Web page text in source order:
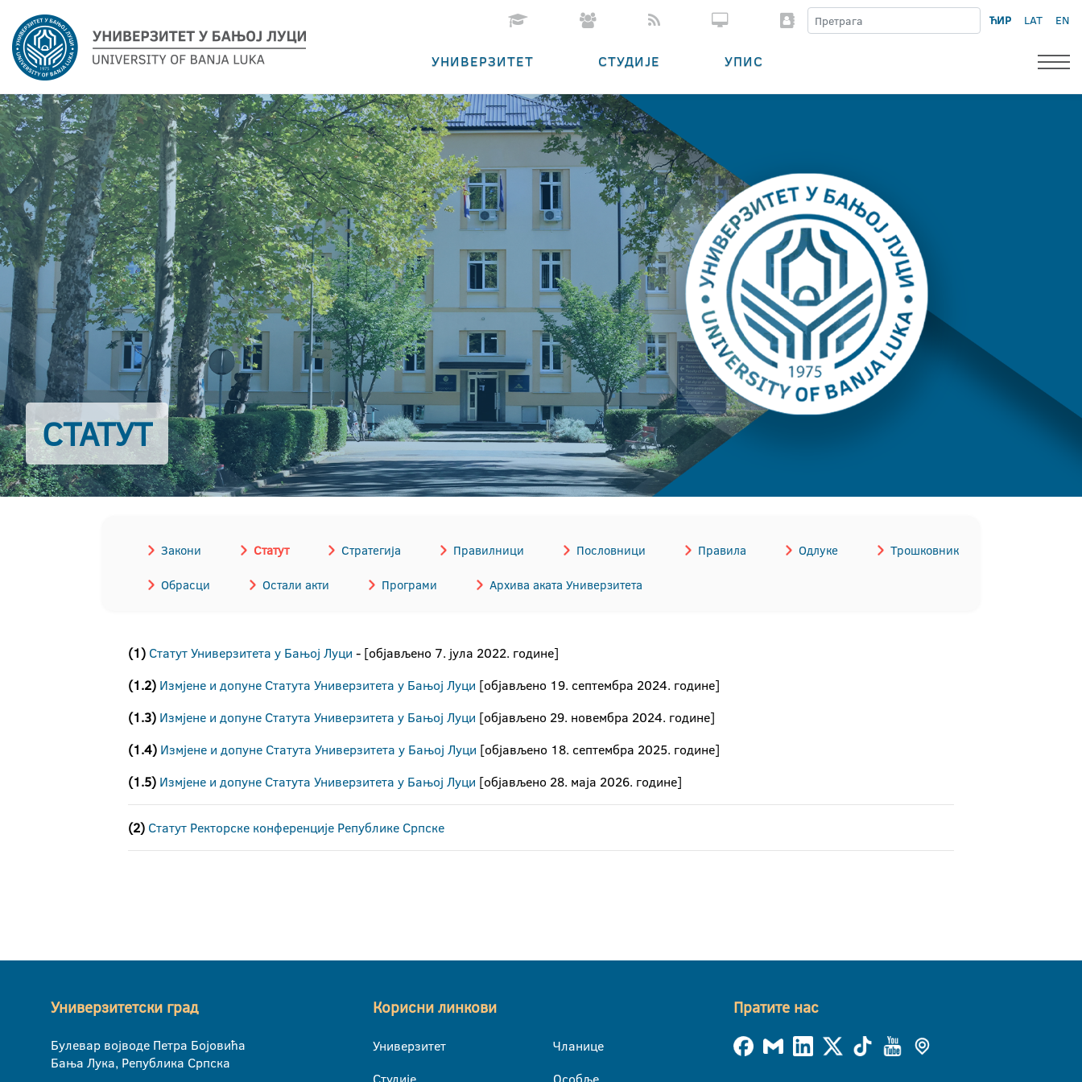
ЋИР LAT EN
УНИВЕРЗИТЕТ СТУДИЈЕ УПИС
СТАТУТ
Закони Статут Стратегија Правилници Пословници Правила Одлуке Трошковник
Обрасци Остали акти Програми Архива аката Универзитета
(1) Статут Универзитета у Бањој Луци - [објављено 7. јула 2022. године]
(1.2) Измјене и допуне Статута Универзитета у Бањој Луци [објављено 19. септембра 2024. године]
(1.3) Измјене и допуне Статута Универзитета у Бањој Луци [објављено 29. новембра 2024. године]
(1.4) Измјене и допуне Статута Универзитета у Бањој Луци [објављено 18. септембра 2025. године]
(1.5) Измјене и допуне Статута Универзитета у Бањој Луци [објављено 28. маја 2026. године]
(2) Статут Ректорске конференције Републике Српске
Универзитетски град
Булевар војводе Петра Бојовића
Бања Лука, Република Српска
Корисни линкови
Универзитет
Чланице
Пратите нас